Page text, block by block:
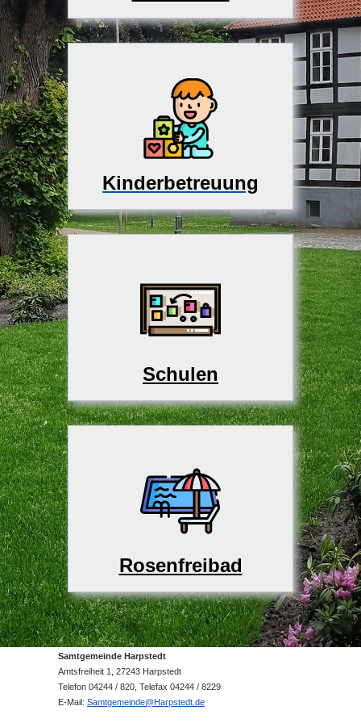
Kinderbetreuung
Schulen
Rosenfreibad
Samtgemeinde Harpstedt
Amtsfreiheit 1, 27243 Harpstedt
Telefon 04244 / 820, Telefax 04244 / 8229
E-Mail: Samtgemeinde@Harpstedt.de